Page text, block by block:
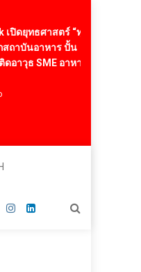
ทธศาสตร์ “ทุนคู่องค์
อาหาร ปั้น
ธ SME อาหารไทยสู่